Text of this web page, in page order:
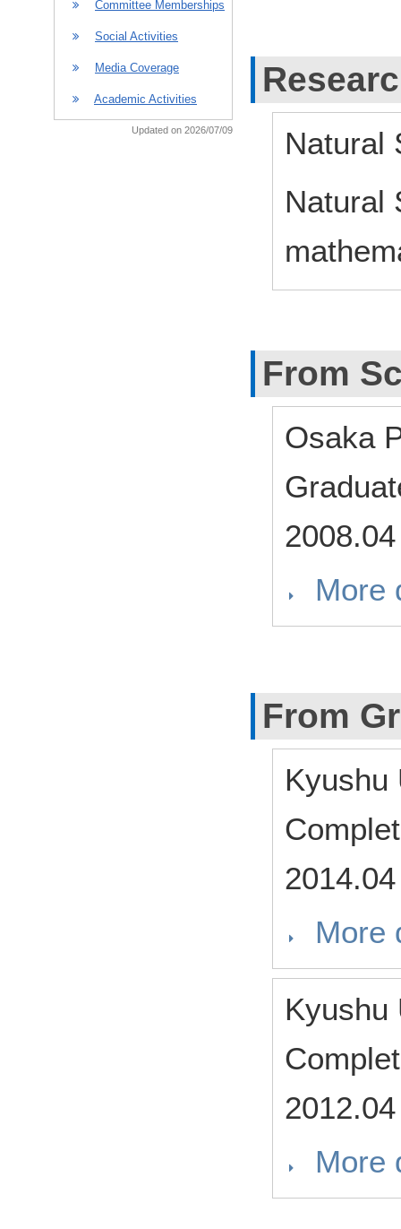
Committee Memberships
Social Activities
Media Coverage
Academic Activities
Updated on 2026/07/09
Natural
Natural
From
Osaka
2008.04
More
From
2014.04
More
2012.04
More